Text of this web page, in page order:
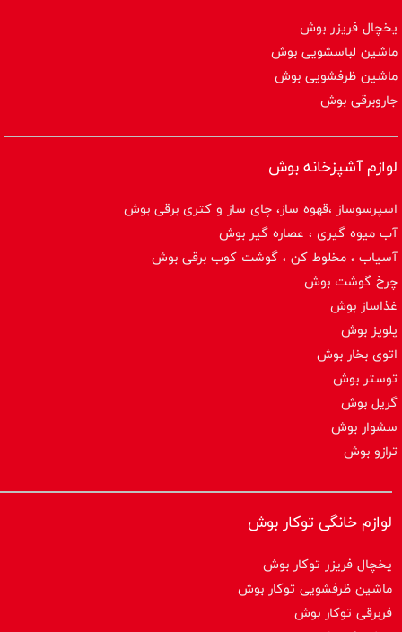
یخچال فریزر بوش
ماشین لباسشویی بوش
ماشین ظرفشویی بوش
جاروبرقی بوش
لوازم آشپزخانه بوش
اسپرسوساز ،قهوه ساز، چای ساز و کتری برقی بوش
آب میوه گیری ، عصاره گیر بوش
آسیاب ، مخلوط کن ، گوشت کوب برقی بوش
چرخ گوشت بوش
غذاساز بوش
پلوپز بوش
اتوی بخار بوش
توستر بوش
گریل بوش
سشوار بوش
ترازو بوش
لوازم خانگی توکار بوش
یخچال فریزر توکار بوش
ماشین ظرفشویی توکار بوش
فربرقی توکار بوش